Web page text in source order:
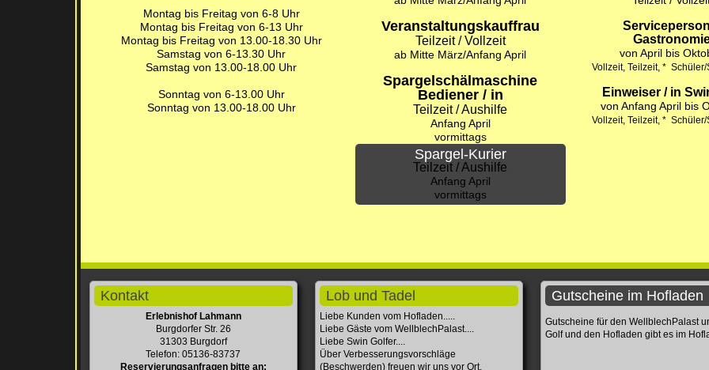
Montag bis Freitag von 6-8 Uhr
Montag bis Freitag von 6-13 Uhr
Montag bis Freitag von 13.00-18.30 Uhr
Samstag von 6-13.30 Uhr
Samstag von 13.00-18.00 Uhr
Sonntag von 6-13.00 Uhr
Sonntag von 13.00-18.00 Uhr
Veranstaltungskauffrau
Teilzeit / Vollzeit
ab Mitte März/Anfang April
Spargelschälmaschine
Bediener / in
Teilzeit / Aushilfe
Anfang April
vormittags
Spargel-Kurier
Teilzeit / Aushilfe
Anfang April
vormittags
von April bis
Vollzeit, Teilzeit, * Schüler/
Einweiser / in
von Anfang April bis
Vollzeit, Teilzeit, * Schüler/
Kontakt
Erlebnishof Lahmann
Burgdorfer Str. 26
31303 Burgdorf
Telefon: 05136-83737
Reservierungsanfragen bitte an:
Lob und Tadel
Liebe Kunden vom Hofladen.....
Liebe Gäste vom WellblechPalast....
Liebe Swin Golfer....
Über Verbesserungsvorschläge
(Beschwerden) freuen wir uns vor Ort.
Gutscheine im Hofladen
Gutscheine für den WellblechPalast
Golf und den Hofladen gibt es im